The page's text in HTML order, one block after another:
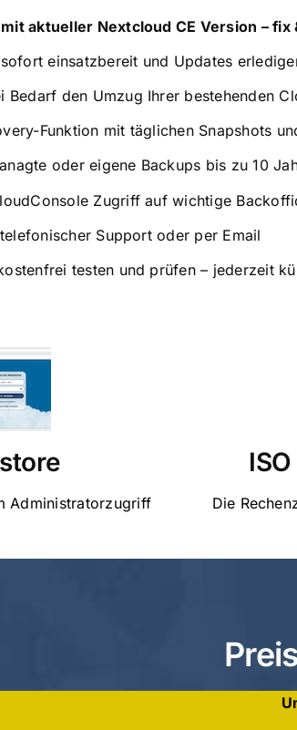
aktueller Nextcloud CE Version –
einsatzbereit und Updates
Bedarf den Umzug Ihrer bestehenden
Funktion mit täglichen Snapshots
oder eigene Backups bis zu 10
Zugriff auf wichtige
Support oder per Email
testen und prüfen – jederzeit
Administratorzugriff Die